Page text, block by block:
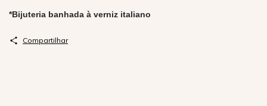
*Bijuteria banhada à verniz italiano
Compartilhar